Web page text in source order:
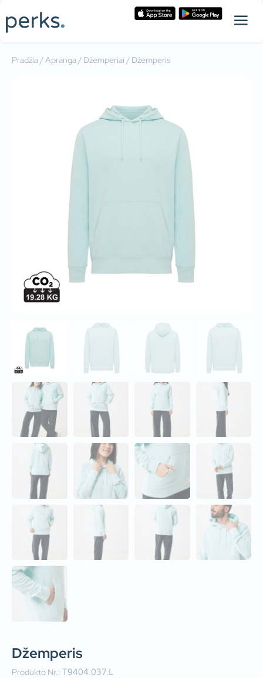
Pradžia/Apranga/ Džemperiai / Džemperis
Džemperis
Produkto Nr.: T9404.037.L